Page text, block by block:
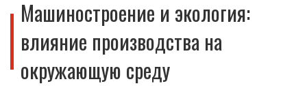
Машиностроение и экология:
влияние производства на
окружающую среду